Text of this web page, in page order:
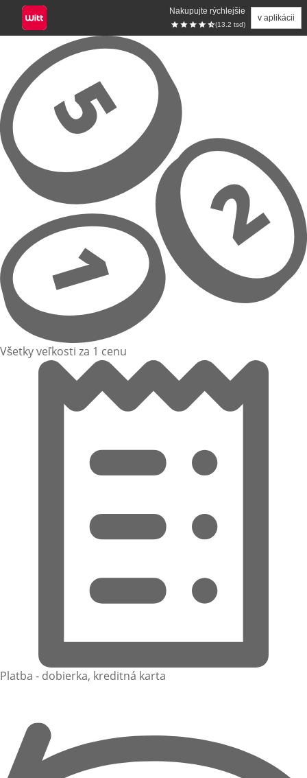
Nakupujte rýchlejšie
(13.2 tsd)
v aplikácii
Prejsť na hlavný obsah
Všetky veľkosti za 1 cenu
Platba - dobierka, kreditná karta